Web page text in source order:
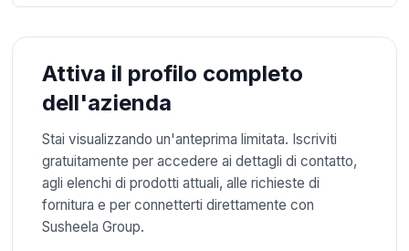
Attiva il profilo completo
dell'azienda
Stai visualizzando un'anteprima limitata. Iscriviti
gratuitamente per accedere ai dettagli di contatto,
agli elenchi di prodotti attuali, alle richieste di
fornitura e per connetterti direttamente con
Susheela Group.